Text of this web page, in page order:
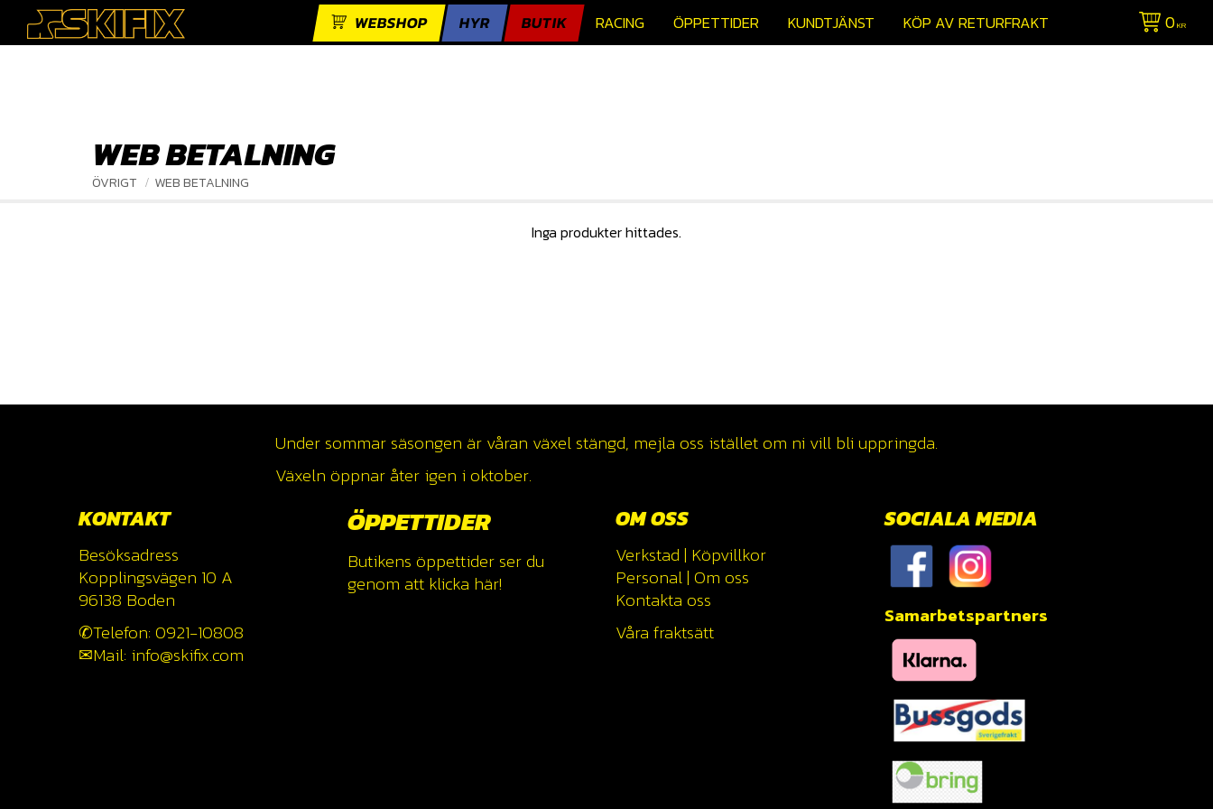
WEBSHOP HYR BUTIK RACING ÖPPETTIDER KUNDTJÄNST KÖP AV RETURFRAKT 0KR
WEB BETALNING
ÖVRIGT WEB BETALNING
Inga produkter hittades.
Under sommar säsongen är våran växel stängd, mejla oss istället om ni vill bli uppringda.
Växeln öppnar åter igen i oktober.
KONTAKT
Besöksadress
Kopplingsvägen 10 A
96138 Boden
✆Telefon: 0921-10808
✉Mail: info@skifix.com
ÖPPETTIDER
Butikens öppettider ser du
genom att klicka här!
OM OSS
Verkstad | Köpvillkor
Personal| Om oss
Kontakta oss
Våra fraktsätt
SOCIALA MEDIA
Samarbetspartners